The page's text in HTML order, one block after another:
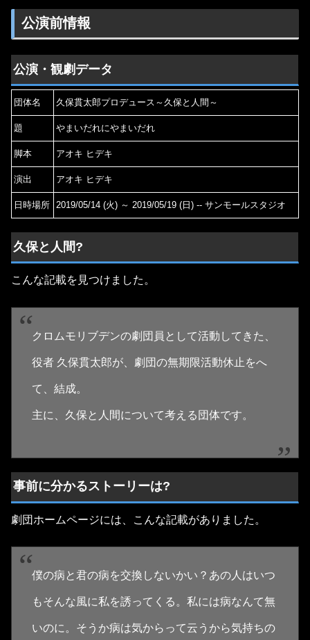
公演前情報
公演・観劇データ
団体名 久保貫太郎プロデュース～久保と人間～
題 やまいだれにやまいだれ
脚本 アオキ ヒデキ
演出 アオキ ヒデキ
日時場所 2019/05/14 (火) ～ 2019/05/19 (日) -- サンモールスタジオ
久保と人間?
こんな記載を見つけました。
クロムモリブデンの劇団員として活動してきた、
役者 久保貫太郎が、劇団の無期限活動休止をへ
て、結成。
主に、久保と人間について考える団体です。
事前に分かるストーリーは?
劇団ホームページには、こんな記載がありました。
僕の病と君の病を交換しないかい？あの人はいつ
もそんな風に私を誘ってくる。私には病なんて無
いのに。そうか病は気からって云うから気持ちの